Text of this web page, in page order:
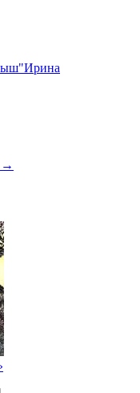
Ирина
→